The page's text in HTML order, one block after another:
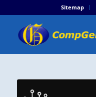
Sitemap